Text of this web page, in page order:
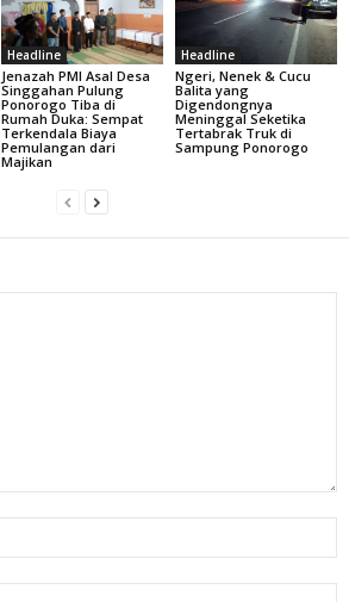
Headline
Jenazah PMI Asal Desa
Singgahan Pulung
Ponorogo Tiba di
Rumah Duka: Sempat
Terkendala Biaya
Pemulangan dari
Majikan
Headline
Ngeri, Nenek & Cucu
Balita yang
Digendongnya
Meninggal Seketika
Tertabrak Truk di
Sampung Ponorogo